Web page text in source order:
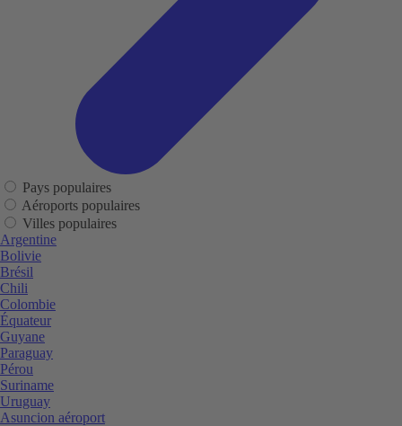
Pays populaires
Aéroports populaires
Villes populaires
Argentine
Bolivie
Brésil
Chili
Colombie
Équateur
Guyane
Paraguay
Pérou
Suriname
Uruguay
Asuncion aéroport